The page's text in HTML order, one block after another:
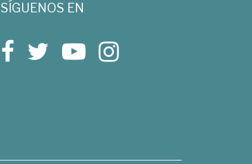
SÍGUENOS EN